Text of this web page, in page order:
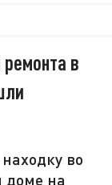
в
во
доме на